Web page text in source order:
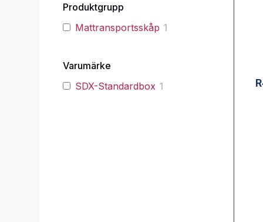
Produktgrupp
Mattransportsskåp 1
Varumärke
SDX-Standardbox 1